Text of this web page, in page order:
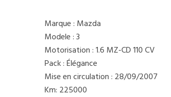
Marque : Mazda
Modele : 3
Motorisation : 1.6 MZ-CD 110 CV
Pack : Élégance
Mise en circulation : 28/09/2007
Km: 225000